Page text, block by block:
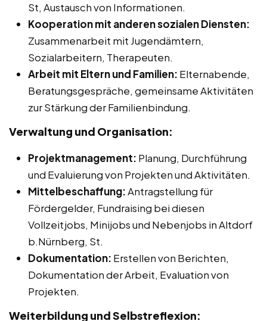
St, Austausch von Informationen.
Kooperation mit anderen sozialen Diensten:
Zusammenarbeit mit Jugendämtern,
Sozialarbeitern, Therapeuten.
Arbeit mit Eltern und Familien: Elternabende,
Beratungsgespräche, gemeinsame Aktivitäten
zur Stärkung der Familienbindung.
Verwaltung und Organisation:
Projektmanagement: Planung, Durchführung
und Evaluierung von Projekten und Aktivitäten.
Mittelbeschaffung:Antragstellung für
Fördergelder, Fundraising bei diesen
Vollzeitjobs, Minijobs und Nebenjobs in Altdorf
b.Nürnberg, St.
Dokumentation: Erstellen von Berichten,
Dokumentation der Arbeit, Evaluation von
Projekten.
Weiterbildung und Selbstreflexion: